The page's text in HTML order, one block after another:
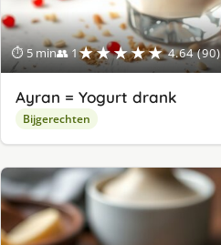
⏱ 5 min👥 1★★★★★ 4.64 (90)
Ayran = Yogurt drank
Bijgerechten